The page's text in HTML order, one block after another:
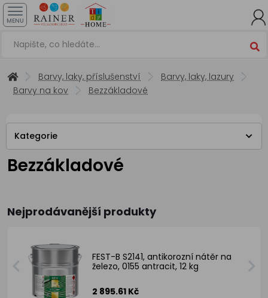
MENU
Barvy, laky, příslušenství
Barvy, laky, lazury
Barvy na kov
Bezzákladové
Kategorie
Bezzákladové
Nejprodávanější produkty
FEST-B S2141, antikorozní nátěr na
železo, 0155 antracit, 12 kg
2 895.61 Kč